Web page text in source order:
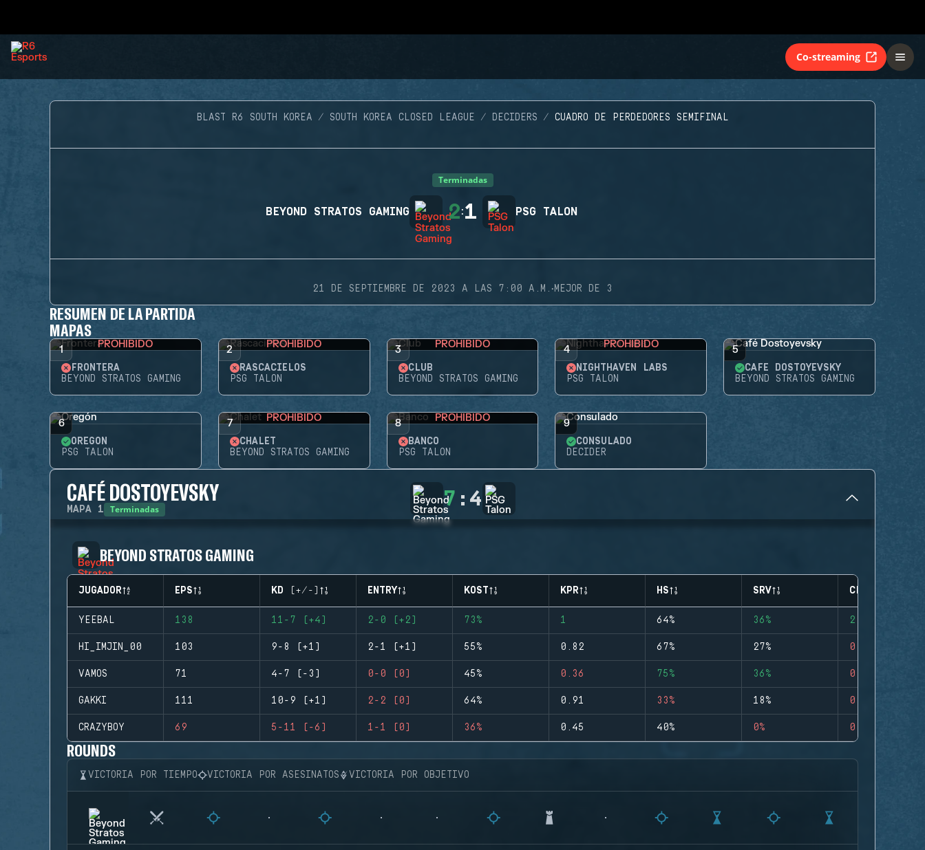
Co-streaming
BLAST R6 SOUTH KOREA SOUTH KOREA CLOSED LEAGUE DECIDERS CUADRO DE PERDEDORES SEMIFINAL
Terminadas
BEYOND STRATOS GAMING 2:1 PSG TALON
21 DE SEPTIEMBRE DE 2023 A LAS 7:00 A.M. ·MEJOR DE 3
RESUMEN DE LA PARTIDA
MAPAS
1 PROHIBIDO
FRONTERA
BEYOND STRATOS GAMING
2 PROHIBIDO
RASCACIELOS
PSG TALON
3 PROHIBIDO
CLUB
BEYOND STRATOS GAMING
4 PROHIBIDO
NIGHTHAVEN LABS
PSG TALON
5
CAFÉ DOSTOYEVSKY
BEYOND STRATOS GAMING
6
OREGÓN
PSG TALON
7 PROHIBIDO
CHALET
BEYOND STRATOS GAMING
8 PROHIBIDO
BANCO
PSG TALON
9
CONSULADO
DECIDER
CAFÉ DOSTOYEVSKY
MAPA 1 Terminadas 7 : 4
BEYOND STRATOS GAMING
JUGADOR EPS KD (+/-) ENTRY KOST KPR HS SRV CLUTCHES
YEEBAL 138 11-7 (+4) 2-0 (+2) 73% 1 64% 36% 2
HI_IMJIN_00 103 9-8 (+1) 2-1 (+1) 55% 0.82 67% 27% 0
VAMOS 71 4-7 (-3) 0-0 (0) 45% 0.36 75% 36% 0
GAKKI 111 10-9 (+1) 2-2 (0) 64% 0.91 33% 18% 0
CRAZYBOY 69 5-11 (-6) 1-1 (0) 36% 0.45 40% 0% 0
ROUNDS
VICTORIA POR TIEMPO VICTORIA POR ASESINATOS VICTORIA POR OBJETIVO